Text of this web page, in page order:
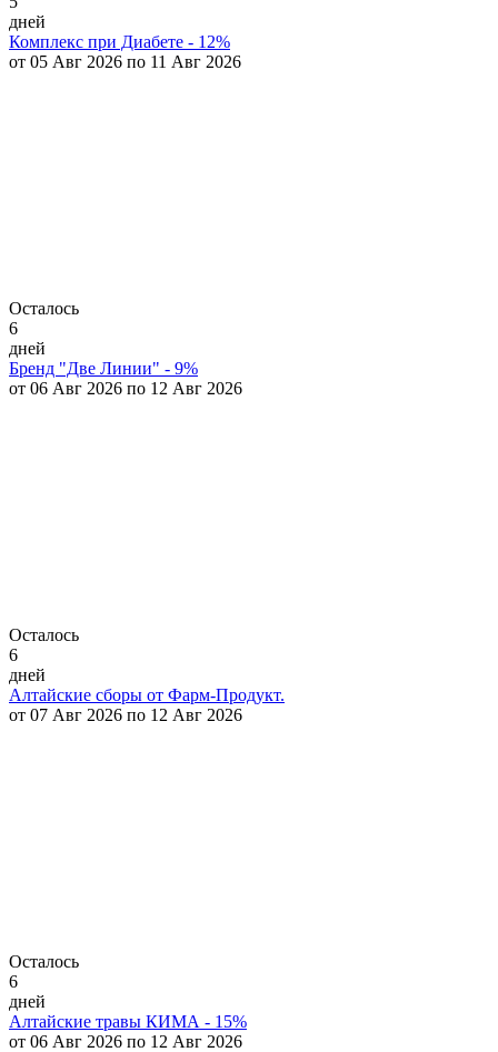
дней
Комплекс при Диабете - 12%
от 05 Авг 2026 по 11 Авг 2026
Осталось
6
дней
Бренд "Две Линии" - 9%
от 06 Авг 2026 по 12 Авг 2026
Осталось
6
дней
Алтайские сборы от Фарм-Продукт.
от 07 Авг 2026 по 12 Авг 2026
Осталось
6
дней
Алтайские травы КИМА - 15%
от 06 Авг 2026 по 12 Авг 2026